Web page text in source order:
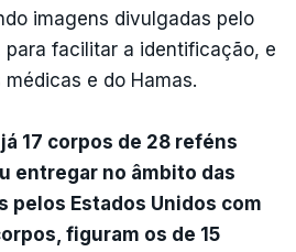
imagens divulgadas pelo
para facilitar a identificação, e
e do Hamas.
17 corpos de 28 reféns
entregar no âmbito das
pelos Estados Unidos com
figuram os de 15